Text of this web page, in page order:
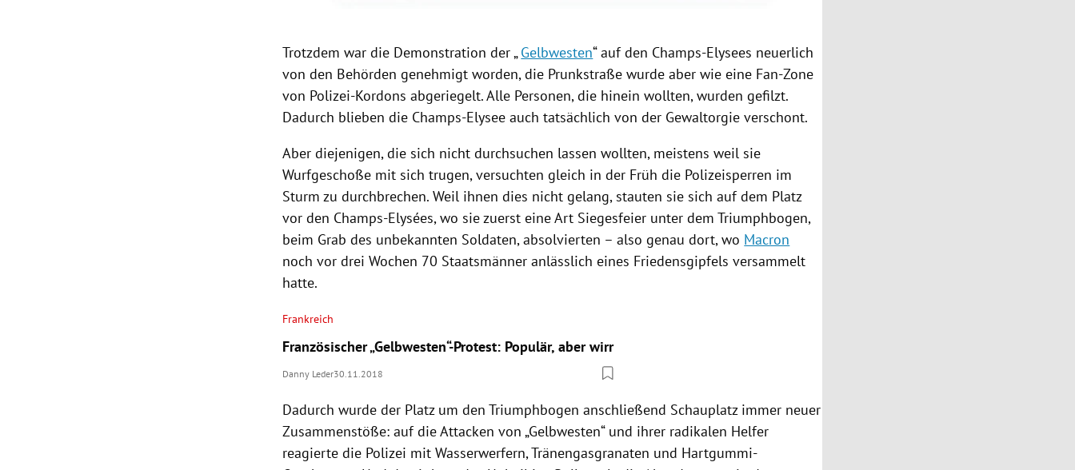
Trotzdem war die Demonstration der „Gelbwesten“ auf den Champs-Elysees neuerlich
von den Behörden genehmigt worden, die Prunkstraße wurde aber wie eine Fan-Zone
von Polizei-Kordons abgeriegelt. Alle Personen, die hinein wollten, wurden gefilzt.
Dadurch blieben die Champs-Elysee auch tatsächlich von der Gewaltorgie verschont.
Aber diejenigen, die sich nicht durchsuchen lassen wollten, meistens weil sie
Wurfgeschoße mit sich trugen, versuchten gleich in der Früh die Polizeisperren im
Sturm zu durchbrechen. Weil ihnen dies nicht gelang, stauten sie sich auf dem Platz
vor den Champs-Elysées, wo sie zuerst eine Art Siegesfeier unter dem Triumphbogen,
beim Grab des unbekannten Soldaten, absolvierten – also genau dort, wo Macron
noch vor drei Wochen 70 Staatsmänner anlässlich eines Friedensgipfels versammelt
hatte.
Frankreich
Französischer „Gelbwesten“-Protest: Populär, aber wirr
Danny Leder30.11.2018
Dadurch wurde der Platz um den Triumphbogen anschließend Schauplatz immer neuer
Zusammenstöße: auf die Attacken von „Gelbwesten“ und ihrer radikalen Helfer
reagierte die Polizei mit Wasserwerfern, Tränengasgranaten und Hartgummi-